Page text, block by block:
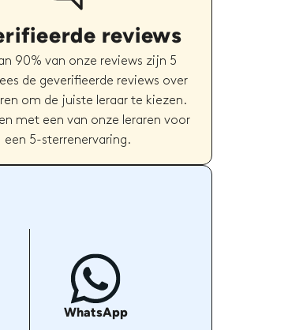
reviews
90% van onze reviews zijn 5
de geverifieerde reviews over
om de juiste leraar te kiezen.
met een van onze leraren voor
een 5-sterrenervaring.
WhatsApp